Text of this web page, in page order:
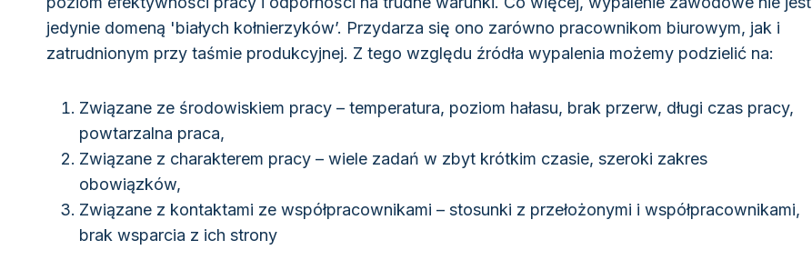
jedynie domeną 'białych kołnierzyków’. Przydarza się ono zarówno pracownikom biurowym, jak i
zatrudnionym przy taśmie produkcyjnej. Z tego względu źródła wypalenia możemy podzielić na:
Związane ze środowiskiem pracy – temperatura, poziom hałasu, brak przerw, długi czas pracy,
powtarzalna praca,
Związane z charakterem pracy – wiele zadań w zbyt krótkim czasie, szeroki zakres
obowiązków,
Związane z kontaktami ze współpracownikami – stosunki z przełożonymi i współpracownikami,
brak wsparcia z ich strony